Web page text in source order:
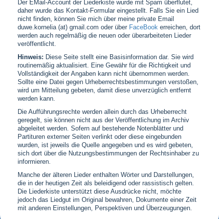
Der EMail-Account der Liederkiste wurde mit Spam überflutet,
daher wurde das Kontakt-Formular eingestellt. Falls Sie ein Lied
nicht finden, können Sie mich über meine private Email
duwe.kornelia (at) gmail.com oder über FaceBookerreichen, dort
werden auch regelmäßig die neuen oder überarbeiteten Lieder
veröffentlicht.
Hinweis: Diese Seite stellt eine Basisinformation dar. Sie wird
routinemäßig aktualisiert. Eine Gewähr für die Richtigkeit und
Vollständigkeit der Angaben kann nicht übernommen werden.
Sollte eine Datei gegen Urheberrechtsbestimmungen verstoßen,
wird um Mitteilung gebeten, damit diese unverzüglich entfernt
werden kann.
Die Aufführungsrechte werden allein durch das Urheberrecht
geregelt, sie können nicht aus der Veröffentlichung im Archiv
abgeleitet werden. Sofern auf bestehende Notenblätter und
Partituren externer Seiten verlinkt oder diese eingebunden
wurden, ist jeweils die Quelle angegeben und es wird gebeten,
sich dort über die Nutzungsbestimmungen der Rechtsinhaber zu
informieren.
Manche der älteren Lieder enthalten Wörter und Darstellungen,
die in der heutigen Zeit als beleidigend oder rassistisch gelten.
Die Liederkiste unterstützt diese Ausdrücke nicht, möchte
jedoch das Liedgut im Original bewahren, Dokumente einer Zeit
mit anderen Einstellungen, Perspektiven und Überzeugungen.